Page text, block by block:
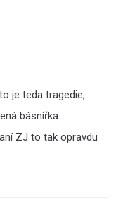
je teda tragedie,
básnířka…
ZJ to tak opravdu